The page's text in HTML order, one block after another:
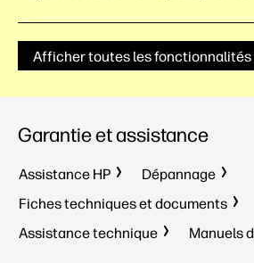
Afficher toutes les fonctionnalités
Garantie et assistance
Assistance HP
Dépannage
Fiches techniques et documents
Assistance technique
Manuels